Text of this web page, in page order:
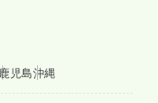
鹿児島沖縄